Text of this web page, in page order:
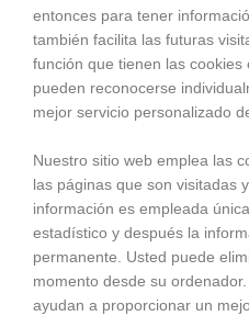
entonces para tener
también facilita las futuras
función que tienen las cookies
pueden reconocerse
mejor servicio personalizado
Nuestro sitio web emplea las
las páginas que son visitadas
información es empleada
estadístico y después la
permanente. Usted puede
momento desde su
ayudan a proporcionar un